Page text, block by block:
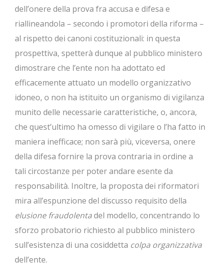
dell’onere della prova fra accusa e difesa e
riallineandola – secondo i promotori della riforma –
al rispetto dei canoni costituzionali: in questa
prospettiva, spetterà dunque al pubblico ministero
dimostrare che l’ente non ha adottato ed
efficacemente attuato un modello organizzativo
idoneo, o non ha istituito un organismo di vigilanza
munito delle necessarie caratteristiche, o, ancora,
che quest’ultimo ha omesso di vigilare o l’ha fatto in
maniera inefficace; non sarà più, viceversa, onere
della difesa fornire la prova contraria in ordine a
tali circostanze per poter andare esente da
responsabilità. Inoltre, la proposta dei riformatori
mira all’espunzione del discusso requisito della
elusione fraudolentadel modello, concentrando lo
sforzo probatorio richiesto al pubblico ministero
sull’esistenza di una cosiddetta colpa organizzativa
dell’ente.